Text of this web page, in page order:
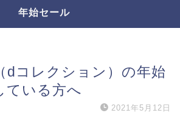
年始セール
dコレクション）の年始
ている方へ
2021年5月12日